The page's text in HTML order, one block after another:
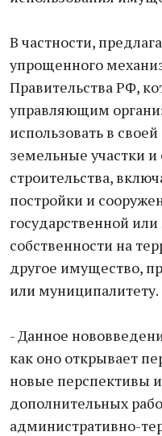
В частности,
упрощенного
Правительства РФ,
управляющим
использовать в
земельные участки
строительства,
постройки и
государственной
собственности на
другое имущество,
или муниципалитету.
- Данное
как оно открывает
новые перспективы
дополнительных
административно-